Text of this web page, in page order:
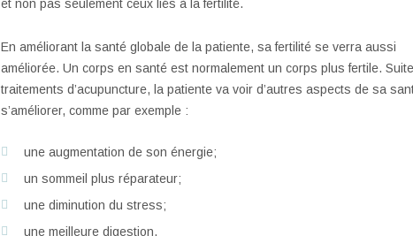
et non pas seulement ceux liés à la fertilité.
En améliorant la santé globale de la patiente, sa fertilité se verra aussi
améliorée. Un corps en santé est normalement un corps plus fertile.
traitements d’acupuncture, la patiente va voir d’autres aspects de sa
s’améliorer, comme par exemple :
une augmentation de son énergie;
un sommeil plus réparateur;
une diminution du stress;
une meilleure digestion.